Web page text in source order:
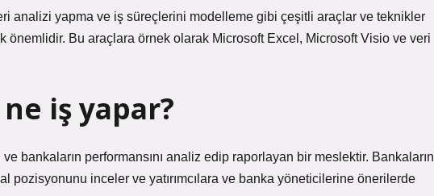
analizi yapma ve iş süreçlerini modelleme gibi çeşitli araçlar ve teknikler
önemlidir. Bu araçlara örnek olarak Microsoft Excel, Microsoft Visio ve veri
iş yapar?
bankaların performansını analiz edip raporlayan bir meslektir. Bankaların
pozisyonunu inceler ve yatırımcılara ve banka yöneticilerine önerilerde